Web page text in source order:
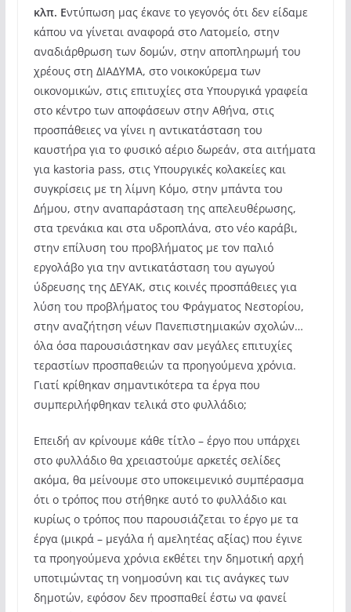
κλπ. Εντύπωση μας έκανε το γεγονός ότι δεν είδαμε
κάπου να γίνεται αναφορά στο Λατομείο, στην
αναδιάρθρωση των δομών, στην αποπληρωμή του
χρέους στη ΔΙΑΔΥΜΑ, στο νοικοκύρεμα των
οικονομικών, στις επιτυχίες στα Υπουργικά γραφεία
στο κέντρο των αποφάσεων στην Αθήνα, στις
προσπάθειες να γίνει η αντικατάσταση του
καυστήρα για το φυσικό αέριο δωρεάν, στα αιτήματα
για kastoria pass, στις Υπουργικές κολακείες και
συγκρίσεις με τη λίμνη Κόμο, στην μπάντα του
Δήμου, στην αναπαράσταση της απελευθέρωσης,
στα τρενάκια και στα υδροπλάνα, στο νέο καράβι,
στην επίλυση του προβλήματος με τον παλιό
εργολάβο για την αντικατάσταση του αγωγού
ύδρευσης της ΔΕΥΑΚ, στις κοινές προσπάθειες για
λύση του προβλήματος του Φράγματος Νεστορίου,
στην αναζήτηση νέων Πανεπιστημιακών σχολών…
όλα όσα παρουσιάστηκαν σαν μεγάλες επιτυχίες
τεραστίων προσπαθειών τα προηγούμενα χρόνια.
Γιατί κρίθηκαν σημαντικότερα τα έργα που
συμπεριλήφθηκαν τελικά στο φυλλάδιο;
Επειδή αν κρίνουμε κάθε τίτλο – έργο που υπάρχει
στο φυλλάδιο θα χρειαστούμε αρκετές σελίδες
ακόμα, θα μείνουμε στο υποκειμενικό συμπέρασμα
ότι ο τρόπος που στήθηκε αυτό το φυλλάδιο και
κυρίως ο τρόπος που παρουσιάζεται το έργο με τα
έργα (μικρά – μεγάλα ή αμελητέας αξίας) που έγινε
τα προηγούμενα χρόνια εκθέτει την δημοτική αρχή
υποτιμώντας τη νοημοσύνη και τις ανάγκες των
δημοτών, εφόσον δεν προσπαθεί έστω να φανεί